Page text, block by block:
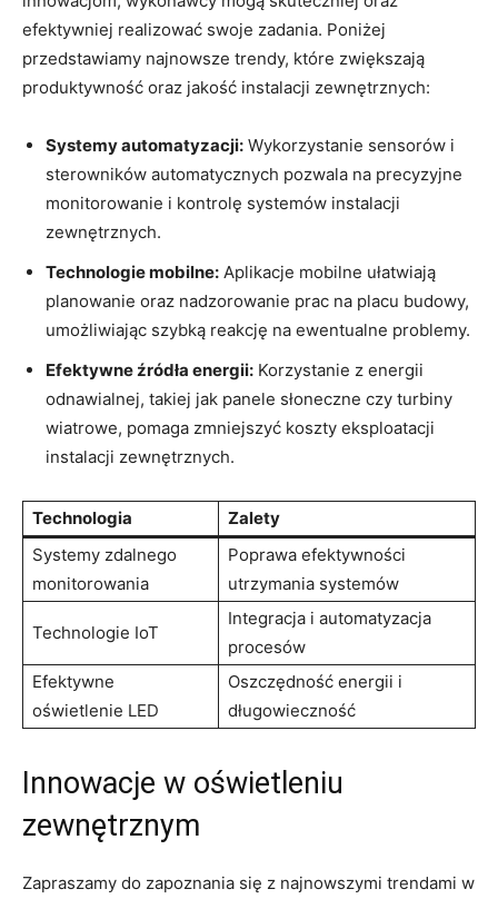
efektywniej realizować swoje zadania. Poniżej
przedstawiamy‍ najnowsze trendy, które zwiększają‌
produktywność oraz jakość instalacji zewnętrznych:
Systemy automatyzacji: ​Wykorzystanie sensorów i
sterowników automatycznych ⁢pozwala na ⁤precyzyjne‌
monitorowanie i kontrolę systemów instalacji
zewnętrznych.
Technologie mobilne: Aplikacje mobilne ​ułatwiają
planowanie oraz nadzorowanie prac na placu budowy,
umożliwiając szybką​ reakcję na ewentualne problemy.
Efektywne⁢ źródła energii: Korzystanie z energii
odnawialnej, takiej jak panele słoneczne czy turbiny
wiatrowe,‍ pomaga zmniejszyć koszty eksploatacji
⁤instalacji zewnętrznych.
Technologia
Zalety
Systemy zdalnego
monitorowania
Poprawa efektywności
utrzymania systemów
Technologie‍ IoT
Integracja i ‍automatyzacja
procesów
Efektywne
oświetlenie LED
Oszczędność energii i
długowieczność
Innowacje w ​oświetleniu
⁣zewnętrznym
Zapraszamy do⁣ zapoznania się z najnowszymi trendami w